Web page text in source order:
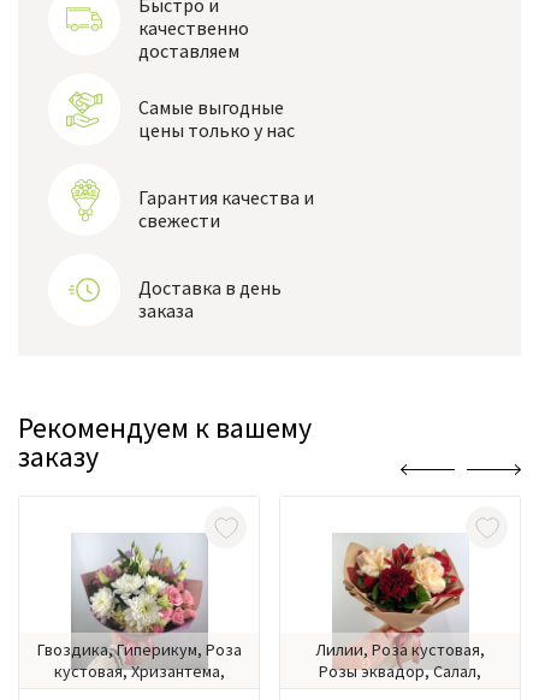
Быстро и
качественно
доставляем
Самые выгодные
цены только у нас
Гарантия качества и
свежести
Доставка в день
заказа
Рекомендуем к вашему
заказу
Гвоздика, Гиперикум, Роза
кустовая, Хризантема,
Лилии, Роза кустовая,
Розы эквадор, Салал,